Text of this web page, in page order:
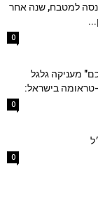
למטבח, שנה אחר
0
מעניקה גלגל
טראומה בישראל:
0
0